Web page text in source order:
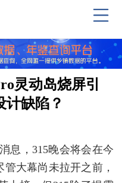
灵动岛烧屏引
计缺陷？
息，315晚会将会在今
大幕尚未拉开之前，